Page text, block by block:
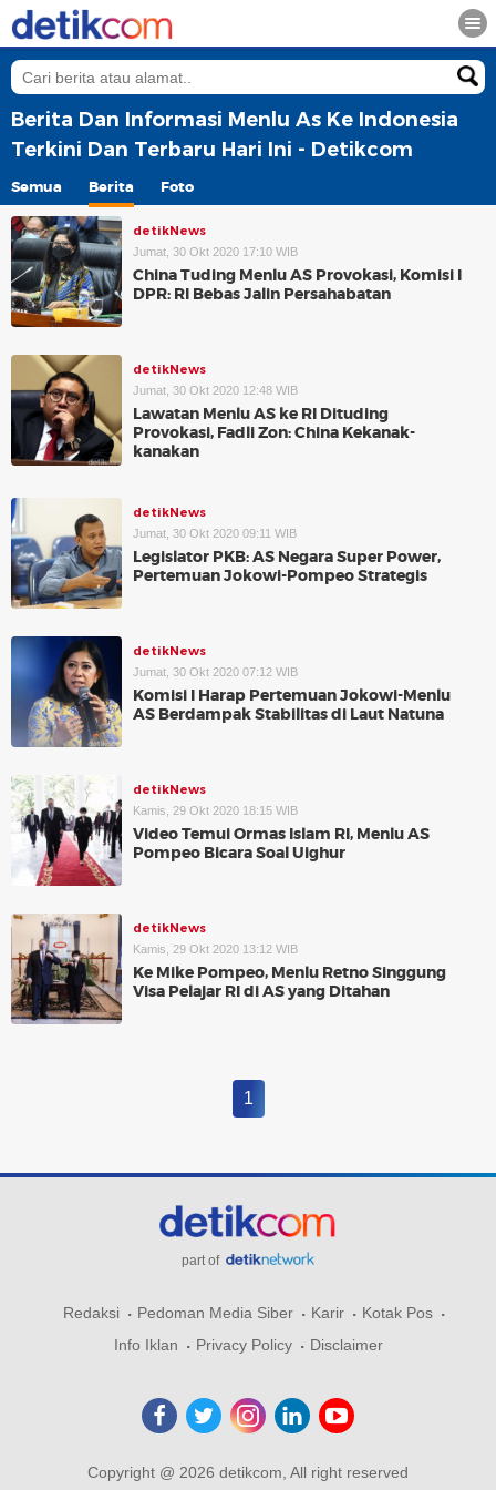
Berita Dan Informasi Menlu As Ke Indonesia
Terkini Dan Terbaru Hari Ini - Detikcom
Semua Berita Foto
detikNews
Jumat, 30 Okt 2020 17:10 WIB
China Tuding Menlu AS Provokasi, Komisi I
DPR: RI Bebas Jalin Persahabatan
detikNews
Jumat, 30 Okt 2020 12:48 WIB
Lawatan Menlu AS ke RI Dituding
Provokasi, Fadli Zon: China Kekanak-
kanakan
detikNews
Jumat, 30 Okt 2020 09:11 WIB
Legislator PKB: AS Negara Super Power,
Pertemuan Jokowi-Pompeo Strategis
detikNews
Jumat, 30 Okt 2020 07:12 WIB
Komisi I Harap Pertemuan Jokowi-Menlu
AS Berdampak Stabilitas di Laut Natuna
detikNews
Kamis, 29 Okt 2020 18:15 WIB
Video Temui Ormas Islam RI, Menlu AS
Pompeo Bicara Soal Uighur
detikNews
Kamis, 29 Okt 2020 13:12 WIB
Ke Mike Pompeo, Menlu Retno Singgung
Visa Pelajar RI di AS yang Ditahan
1
part of
Redaksi Pedoman Media Siber Karir
Kotak Pos
Info Iklan
Privacy Policy Disclaimer
Copyright @ 2026 detikcom, All right reserved